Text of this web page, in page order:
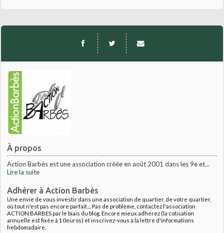
À propos
Action Barbès est une association créée en août 2001 dans les 9e et...
Lire la suite
Adhérer à Action Barbès
Une envie de vous investir dans une association de quartier, de votre quartier,
où tout n'est pas encore parfait.... Pas de problème, contactez l'association
ACTION BARBES par le biais du blog. Encore mieux adhérez (la cotisation
annuelle est fixée à 10euros) et inscrivez-vous à la lettre d'informations
hebdomadaire.